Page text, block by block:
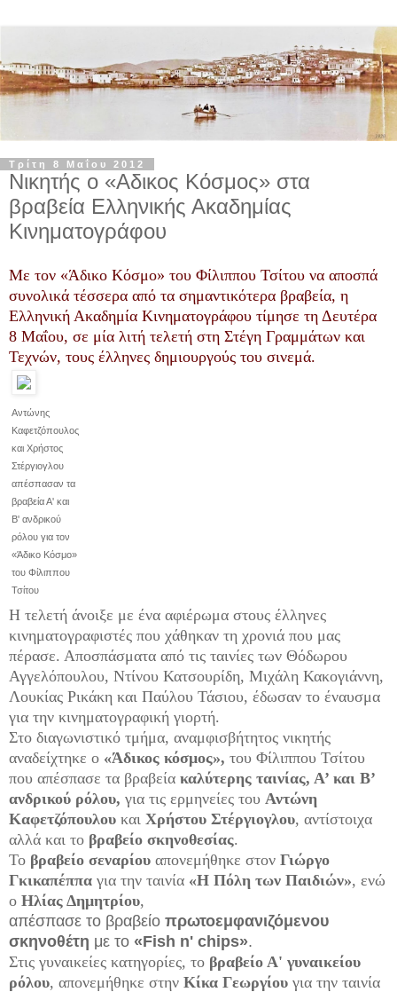
Τρίτη 8 Μαΐου 2012
Νικητής ο «Αδικος Κόσμος» στα
βραβεία Ελληνικής Ακαδημίας
Κινηματογράφου
Με τον «Άδικο Κόσμο» του Φίλιππου Τσίτου να αποσπά
συνολικά τέσσερα από τα σημαντικότερα βραβεία, η
Ελληνική Ακαδημία Κινηματογράφου τίμησε τη Δευτέρα
8 Μαΐου, σε μία λιτή τελετή στη Στέγη Γραμμάτων και
Τεχνών, τους έλληνες δημιουργούς του σινεμά.
Αντώνης
Καφετζόπουλος
και Χρήστος
Στέργιογλου
απέσπασαν τα
βραβεία Α' και
Β' ανδρικού
ρόλου για τον
«Άδικο Κόσμο»
του Φίλιππου
Τσίτου
Η τελετή άνοιξε με ένα αφιέρωμα στους έλληνες
κινηματογραφιστές που χάθηκαν τη χρονιά που μας
πέρασε. Αποσπάσματα από τις ταινίες των Θόδωρου
Αγγελόπουλου, Ντίνου Κατσουρίδη, Μιχάλη Κακογιάννη,
Λουκίας Ρικάκη και Παύλου Τάσιου, έδωσαν το έναυσμα
για την κινηματογραφική γιορτή.
Στο διαγωνιστικό τμήμα, αναμφισβήτητος νικητής
αναδείχτηκε ο «Άδικος κόσμος», του Φίλιππου Τσίτου
που απέσπασε τα βραβεία καλύτερης ταινίας, Α’ και Β’
ανδρικού ρόλου, για τις ερμηνείες του Αντώνη
Καφετζόπουλου και Χρήστου Στέργιογλου, αντίστοιχα
αλλά και το βραβείο σκηνοθεσίας.
Το βραβείο σεναρίου απονεμήθηκε στον Γιώργο
Γκικαπέππα για την ταινία «Η Πόλη των Παιδιών», ενώ
ο Ηλίας Δημητρίου,
απέσπασε το βραβείο πρωτοεμφανιζόμενου
σκηνοθέτη με το «Fish n' chips».
Στις γυναικείες κατηγορίες, το βραβείο Α' γυναικείου
ρόλου, απονεμήθηκε στην Κίκα Γεωργίου για την ταινία